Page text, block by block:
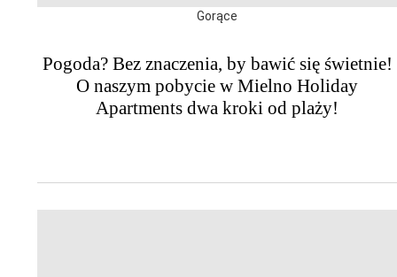
Gorące
Pogoda? Bez znaczenia, by bawić się świetnie!
O naszym pobycie w Mielno Holiday
Apartments dwa kroki od plaży!